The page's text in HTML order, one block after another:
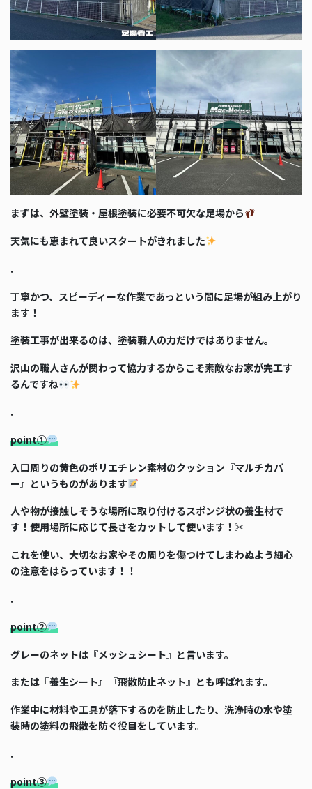
まずは、外壁塗装・屋根塗装に必要不可欠な足場から
天気にも恵まれて良いスタートがきれました
.
丁寧かつ、スピーディーな作業であっという間に足場が組み上がり
ます！
塗装工事が出来るのは、塗装職人の力だけではありません。
沢山の職人さんが関わって協力するからこそ素敵なお家が完工す
るんですね
.
point①
入口周りの黄色のポリエチレン素材のクッション『マルチカバ
ー』というものがあります
人や物が接触しそうな場所に取り付けるスポンジ状の養生材で
す！使用場所に応じて長さをカットして使います！✂
これを使い、大切なお家やその周りを傷つけてしまわぬよう細心
の注意をはらっています！！
.
point②
グレーのネットは『メッシュシート』と言います。
または『養生シート』『飛散防止ネット』とも呼ばれます。
作業中に材料や工具が落下するのを防止したり、洗浄時の水や塗
装時の塗料の飛散を防ぐ役目をしています。
.
point③